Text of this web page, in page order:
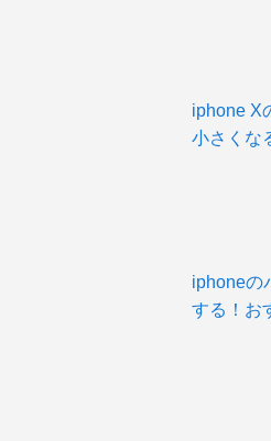
iphone X
小さくな
iphoneの
する！お